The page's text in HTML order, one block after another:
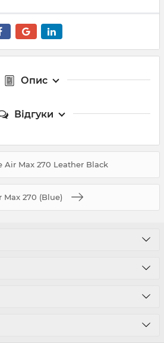
Опис
Відгуки
Air Max 270 Leather Black
Max 270 (Blue)